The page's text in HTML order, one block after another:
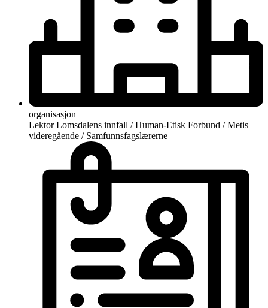
organisasjon
Lektor Lomsdalens innfall / Human-Etisk Forbund / Metis
videregående / Samfunnsfagslærerne